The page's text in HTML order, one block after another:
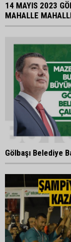
14 MAYIS 2023
MAHALLE
Gölbaşı Belediye